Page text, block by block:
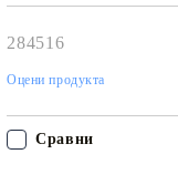
284516
Оцени продукта
Сравни